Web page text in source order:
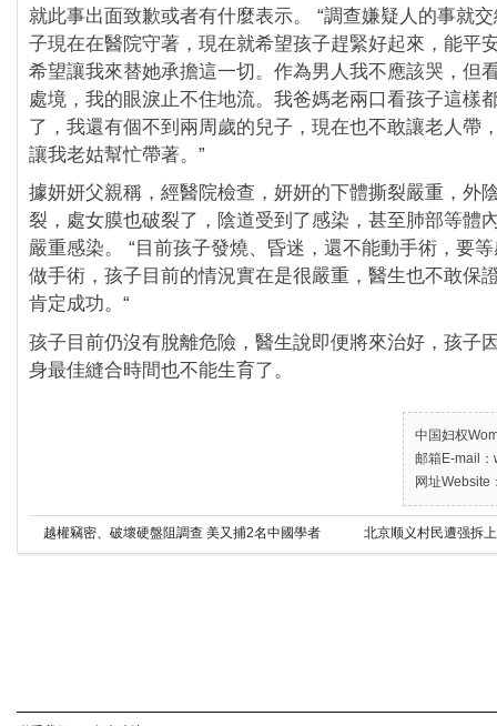
就此事出面致歉或者有什麼表示。 “調查嫌疑人的事就
子現在在醫院守著，現在就希望孩子趕緊好起來，能平
希望讓我來替她承擔這一切。作為男人我不應該哭，但
處境，我的眼淚止不住地流。我爸媽老兩口看孩子這樣
了，我還有個不到兩周歲的兒子，現在也不敢讓老人帶
讓我老姑幫忙帶著。”
據妍妍父親稱，經醫院檢查，妍妍的下體撕裂嚴重，外
裂，處女膜也破裂了，陰道受到了感染，甚至肺部等體
嚴重感染。 “目前孩子發燒、昏迷，還不能動手術，要
做手術，孩子目前的情況實在是很嚴重，醫生也不敢保
肯定成功。“
孩子目前仍沒有脫離危險，醫生說即便將來治好，孩子
身最佳縫合時間也不能生育了。
中国妇权
邮箱E-mail
网址Website
越權竊密、破壞硬盤阻調查 美又捕2名中國學者 北京顺义村民遭强拆